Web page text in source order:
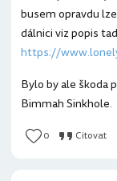
busem opravdu
dálnici viz popis
https://
Bylo by ale škoda
Bimmah Sinkhole.
0 Citovat